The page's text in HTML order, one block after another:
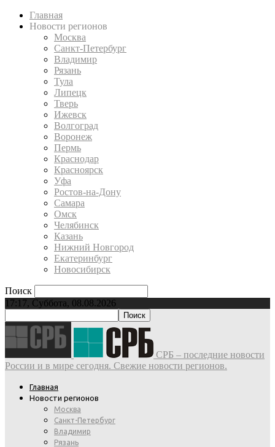
Главная
Новости регионов
Москва
Санкт-Петербург
Владимир
Рязань
Тула
Липецк
Тверь
Ижевск
Волгоград
Воронеж
Пермь
Краснодар
Красноярск
Уфа
Ростов-на-Дону
Самара
Омск
Челябинск
Казань
Нижний Новгород
Екатеринбург
Новосибирск
Поиск
17:17, Суббота, 08.08.2026
СРБ – последние новости
России и в мире сегодня. Свежие новости регионов.
Главная
Новости регионов
Москва
Санкт-Петербург
Владимир
Рязань